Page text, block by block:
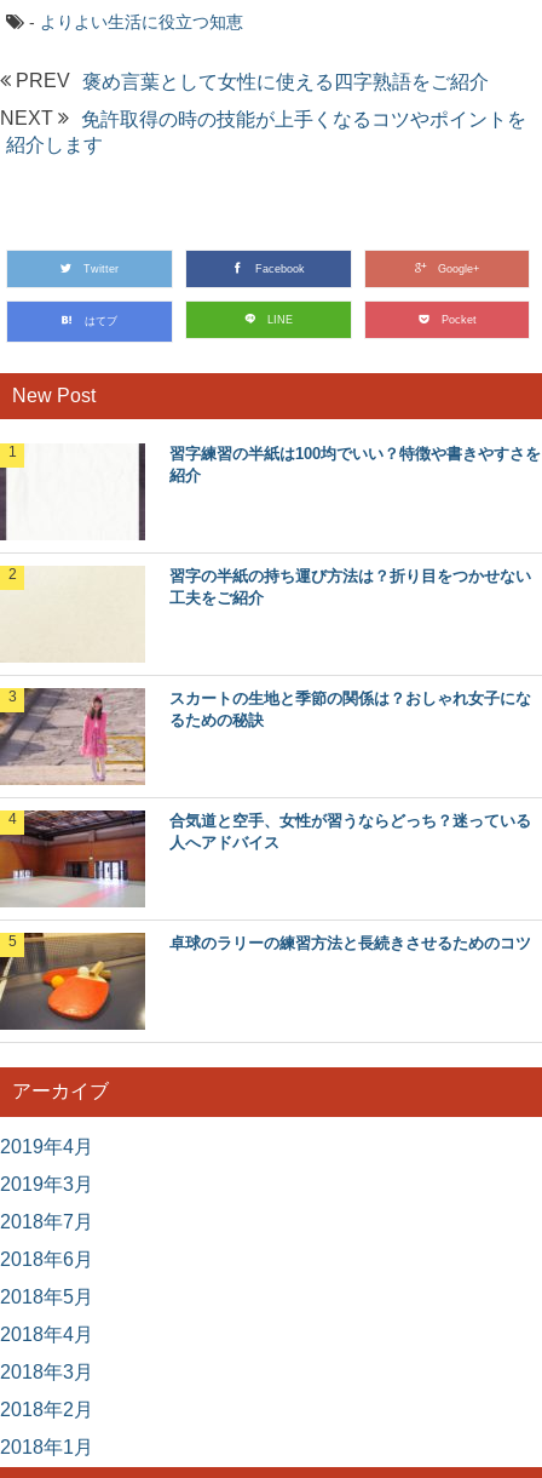
- よりよい生活に役立つ知恵
PREV 褒め言葉として女性に使える四字熟語をご紹介
NEXT
免許取得の時の技能が上手くなるコツやポイントを
紹介します
Twitter Facebook Google+
はてブ LINE Pocket
New Post
習字練習の半紙は100均でいい？特徴や書きやすさを
紹介
習字の半紙の持ち運び方法は？折り目をつかせない
工夫をご紹介
スカートの生地と季節の関係は？おしゃれ女子にな
るための秘訣
合気道と空手、女性が習うならどっち？迷っている
人へアドバイス
卓球のラリーの練習方法と長続きさせるためのコツ
アーカイブ
2019年4月
2019年3月
2018年7月
2018年6月
2018年5月
2018年4月
2018年3月
2018年2月
2018年1月